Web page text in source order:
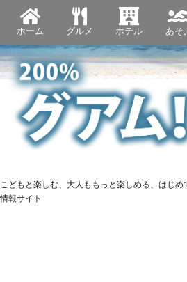
ホーム グルメ ホテル あそ
こどもと楽しむ、大人ももっと楽しめる、はじ
情報サイト